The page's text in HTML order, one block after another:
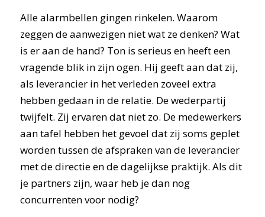
Alle alarmbellen gingen rinkelen. Waarom
zeggen de aanwezigen niet wat ze denken? Wat
is er aan de hand? Ton is serieus en heeft een
vragende blik in zijn ogen. Hij geeft aan dat zij,
als leverancier in het verleden zoveel extra
hebben gedaan in de relatie. De wederpartij
twijfelt. Zij ervaren dat niet zo. De medewerkers
aan tafel hebben het gevoel dat zij soms geplet
worden tussen de afspraken van de leverancier
met de directie en de dagelijkse praktijk. Als dit
je partners zijn, waar heb je dan nog
concurrenten voor nodig?